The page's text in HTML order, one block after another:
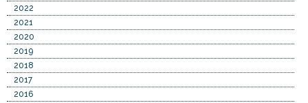
2022
2021
2020
2019
2018
2017
2016